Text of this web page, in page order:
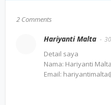
2 Comments
Hariyanti Malta
Detail saya
Nama: Hariyanti Malta
Email: